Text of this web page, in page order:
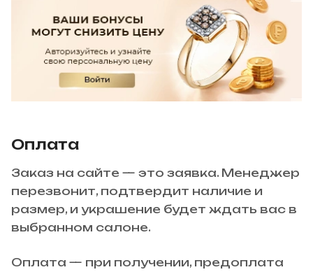
Оплата
Заказ на сайте — это заявка. Менеджер
перезвонит, подтвердит наличие и
размер, и украшение будет ждать вас в
выбранном салоне.
Оплата — при получении, предоплата